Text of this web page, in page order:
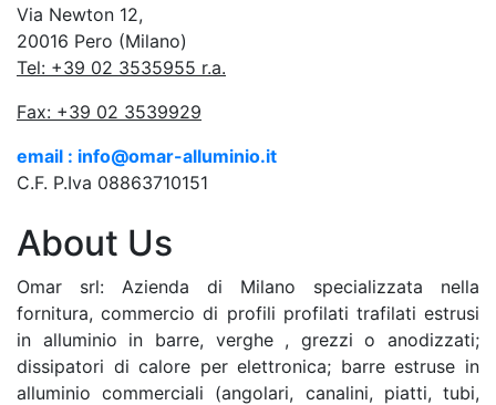
Via Newton 12,
20016 Pero (Milano)
Tel: +39 02 3535955 r.a.
Fax: +39 02 3539929
email : info@omar-alluminio.it
C.F. P.Iva 08863710151
About Us
Omar srl: Azienda di Milano specializzata nella
fornitura, commercio di profili profilati trafilati estrusi
in alluminio in barre, verghe , grezzi o anodizzati;
dissipatori di calore per elettronica; barre estruse in
alluminio commerciali (angolari, canalini, piatti, tubi,